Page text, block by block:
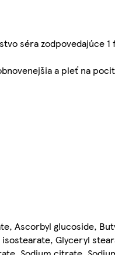
séra zodpovedajúce
a pleť na
Ascorbyl glucoside,
Glyceryl